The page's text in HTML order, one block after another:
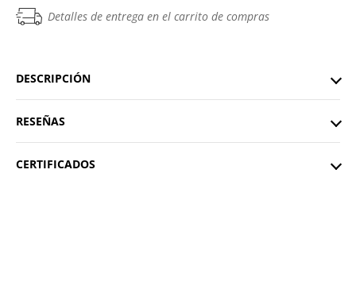
Detalles de entrega en el carrito de compras
DESCRIPCIÓN
RESEÑAS
CERTIFICADOS